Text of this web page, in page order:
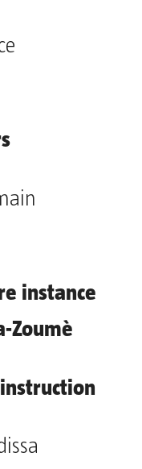
instance
Zoumè